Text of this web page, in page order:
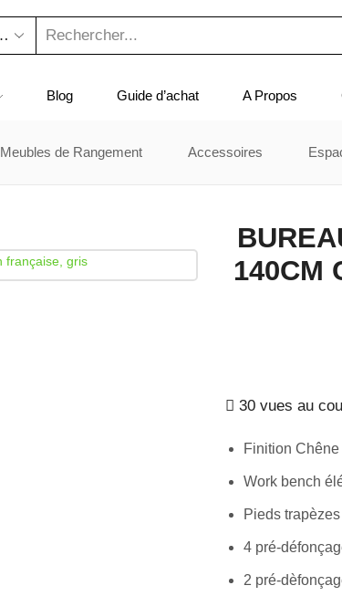
Blog Guide d’achat A Propos
Meubles de Rangement Accessoires
140CM
30 vues au
Finition
Work bench
Pieds
4 pré-
2 pré-